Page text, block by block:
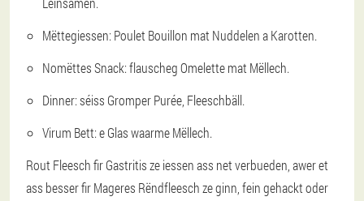
Mëttegiessen: Poulet Bouillon mat Nuddelen a Karotten.
Nomëttes Snack: flauscheg Omelette mat Mëllech.
Dinner: séiss Gromper Purée, Fleeschbäll.
Virum Bett: e Glas waarme Mëllech.
Rout Fleesch fir Gastritis ze iessen ass net verbueden, awer et
ass besser fir Mageres Rëndfleesch ze ginn, fein gehackt oder